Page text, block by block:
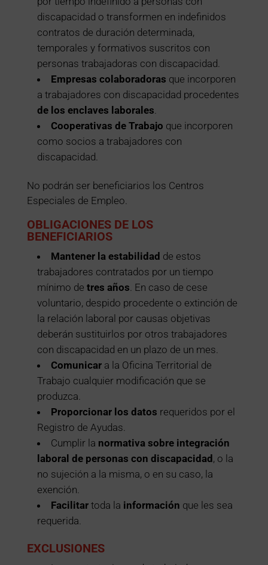
discapacidad o transformen en indefinidos
contratos de duración determinada,
temporales y formativos suscritos con
personas trabajadoras con discapacidad.
Empresas colaboradoras que incorporen
a trabajadores con discapacidad procedentes
de los enclaves laborales
Cooperativas de Trabajo que incorporen
como socios a trabajadores con
discapacidad.
No podrán ser beneficiarios los Centros
Especiales de Empleo.
OBLIGACIONES DE LOS
BENEFICIARIOS
Mantener la estabilidad de estos
trabajadores contratados por un tiempo
mínimo de tres años . En caso de cese
voluntario, despido procedente o extinción de
la relación laboral por causas objetivas
deberán sustituirlos por otros trabajadores
con discapacidad en un plazo de un mes.
Comunicara la Oficina Territorial de
Trabajo cualquier modificación que se
produzca.
Proporcionar los datos requeridos por el
Registro de Ayudas.
Cumplir la normativa sobre integración
laboral de personas con discapacidad, o la
no sujeción a la misma, o en su caso, la
exención.
Facilitar toda la información que les sea
requerida.
EXCLUSIONES